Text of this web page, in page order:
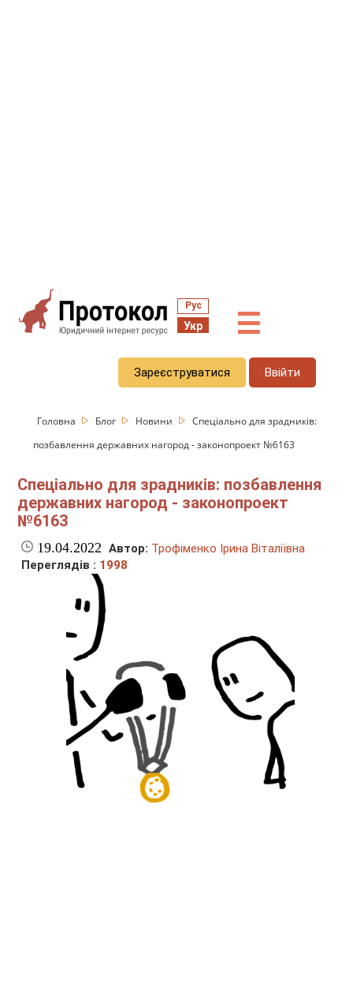
Рус
Укр ☰
Зареєструватися Ввійти
Головна Блог Новини
Спеціально для зрадників:
позбавлення державних нагород - законопроект №6163
Спеціально для зрадників: позбавлення
державних нагород - законопроект
№6163
19.04.2022 Автор: Трофіменко Ірина Віталіївна
Переглядів : 1998